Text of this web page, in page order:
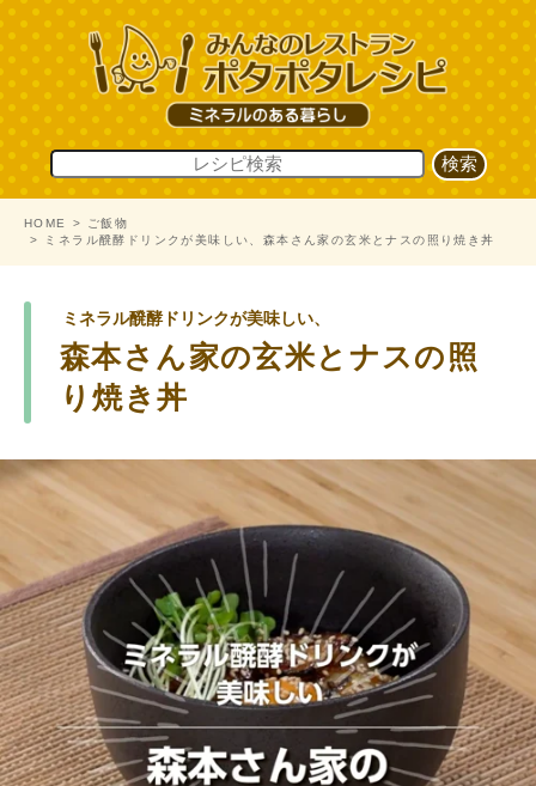
HOME
ご飯物
ミネラル醗酵ドリンクが美味しい、森本さん家の玄米とナスの照り焼き丼
ミネラル醗酵ドリンクが美味しい、
森本さん家の玄米とナスの照
り焼き丼